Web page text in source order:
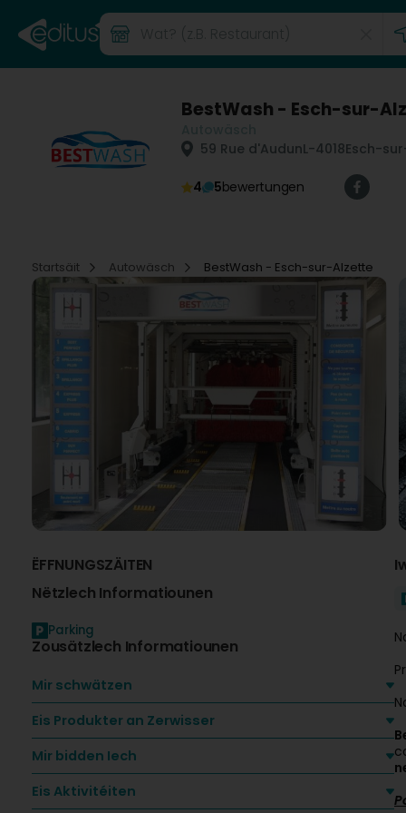
BestWash - Esch-sur-
59 Rue d'AudunL-4018Esch-
4 5bewertungen
Startsäit Autowäsch BestWash - Esch-sur-Alzette
ËFFNUNGSZÄITEN
Nëtzlech Informatiounen
Parking
Zousätzlech Informatiounen
Mir schwätzen
Eis Produkter an Zerwisser
Mir bidden Iech
Eis Aktivitéiten